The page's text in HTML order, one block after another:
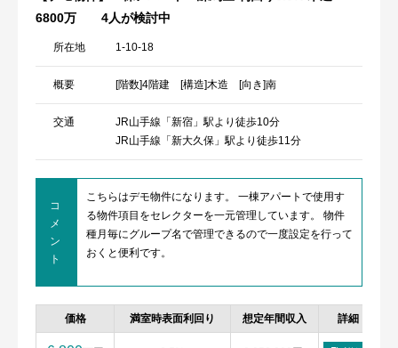
6800万
4人が検討中
所在地 1-10-18
概要 [階数]4階建 [構造]木造 [向き]南
交通
JR山手線「新宿」駅より徒歩10分
JR山手線「新大久保」駅より徒歩11分
コ
メ
ン
ト
こちらはデモ物件になります。 一棟アパートで使用す
る物件項目をセレクターを一元管理しています。 物件
種月毎にグループ名で管理できるので一度設定を行って
おくと便利です。
価格 満室時表面利回り 想定年間収入 詳細